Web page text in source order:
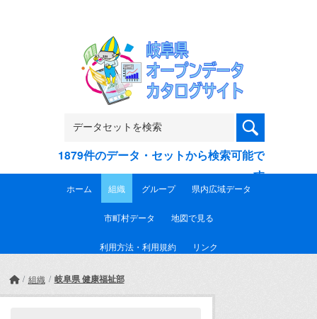
1879件のデータ・セットから検索可能で
す
ホーム 組織 グループ 県内広域データ
市町村データ 地図で見る
利用方法・利用規約 リンク
組織 岐阜県 健康福祉部